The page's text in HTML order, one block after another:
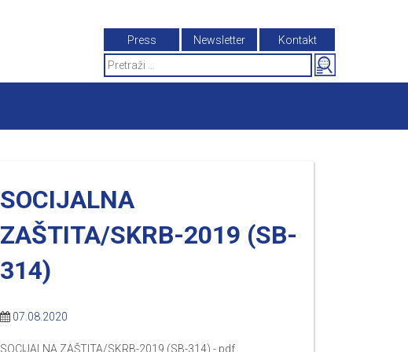
Press Newsletter
Kontakt
Search
for:
SOCIJALNA
ZAŠTITA/SKRB-2019 (SB-
314)
07.08.2020
SOCIJALNA ZAŠTITA/SKRB-2019 (SB-314) - pdf